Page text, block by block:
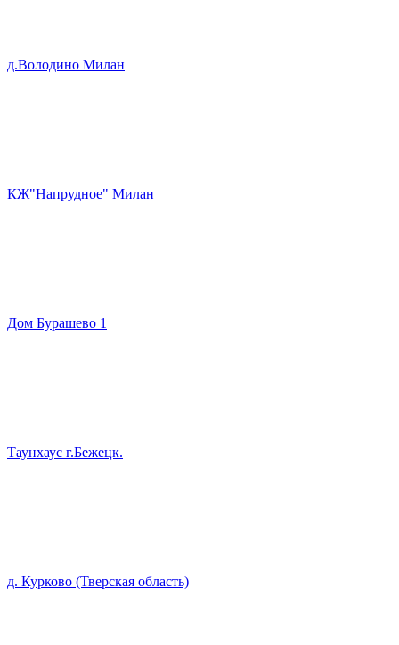
д.Володино Милан
КЖ"Напрудное" Милан
Дом Бурашево 1
Таунхаус г.Бежецк.
д. Курково (Тверская область)